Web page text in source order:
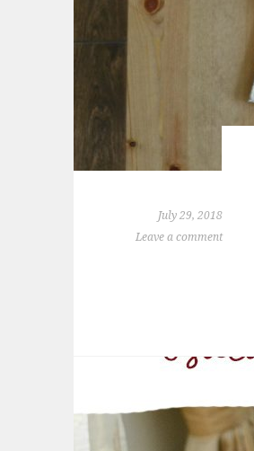
July 29, 2018
Leave a comment